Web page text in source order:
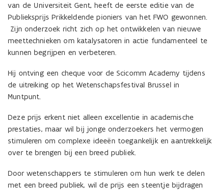
van de Universiteit Gent, heeft de eerste editie van de
Publieksprijs Prikkeldende pioniers van het FWO gewonnen.
Zijn onderzoek richt zich op het ontwikkelen van nieuwe
meettechnieken om katalysatoren in actie fundamenteel te
kunnen begrijpen en verbeteren.
Hij ontving een cheque voor de Scicomm Academy tijdens
de uitreiking op het Wetenschapsfestival Brussel in
Muntpunt.
Deze prijs erkent niet alleen excellentie in academische
prestaties, maar wil bij jonge onderzoekers het vermogen
stimuleren om complexe ideeën toegankelijk en aantrekkelijk
over te brengen bij een breed publiek.
Door wetenschappers te stimuleren om hun werk te delen
met een breed publiek, wil de prijs een steentje bijdragen